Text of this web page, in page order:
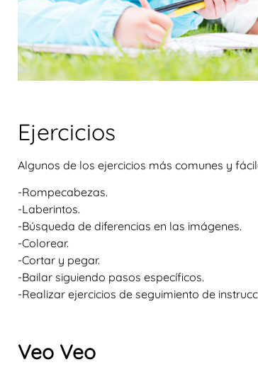
Ejercicios
Algunos de los ejercicios más comunes y
-Rompecabezas.
-Laberintos.
-Búsqueda de diferencias en las imágenes.
-Colorear.
-Cortar y pegar.
-Bailar siguiendo pasos específicos.
-Realizar ejercicios de seguimiento de
Veo Veo